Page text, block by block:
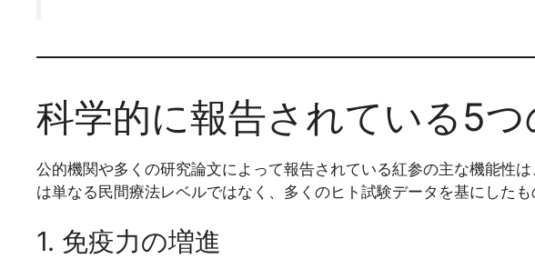
科学的に報告されている5
公的機関や多くの研究論文によって報告されている紅参の主な機能性
は単なる民間療法レベルではなく、多くのヒト試験データを基にしたも
1. 免疫力の増進